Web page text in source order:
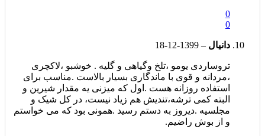
0
0
دانيال –
1399-12-18
تروساردی یومو ،تلخ وگیاهی و گلیه . خوشبو ،لاکچری
،مردانه و قوی با ماندگاری بسیار بالاست .مناسب برای
استفاده روزانه هست .اول که میزنی یه مقدار شیرین و
البته کمی ترشه،تندیش هم زیاد نیست، در کل شیک و
مجلسیه .دیروز به دستم رسید .همونی بود که می خواستم
و از بوش راضیم.